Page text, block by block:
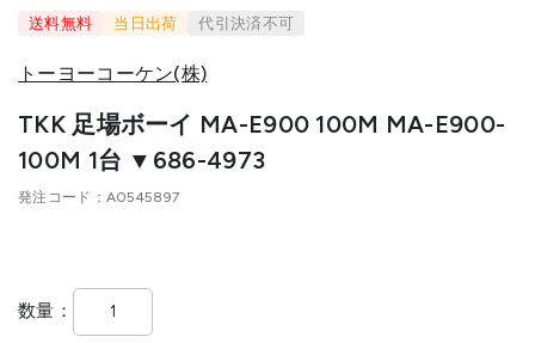
送料無料 当日出荷 代引決済不可
トーヨーコーケン(株)
TKK 足場ボーイ MA-E900 100M MA-E900-
100M 1台 ▼686-4973
発注コード A0545897
数量